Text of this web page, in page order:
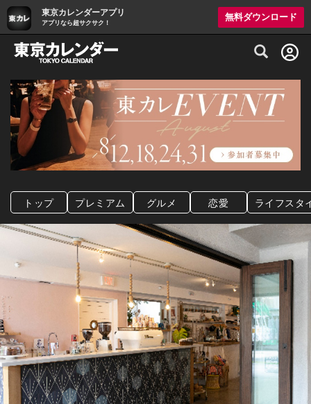
東京カレンダーアプリ
アプリなら超サクサク！
無料ダウンロード
グルメ情報・プレミアムレストラン予約
トップ プレミアム グルメ 恋愛 ライフスタ